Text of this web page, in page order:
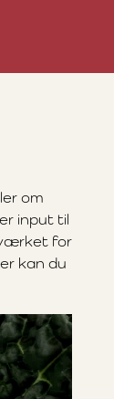
om
input til
for
kan du